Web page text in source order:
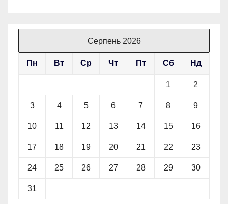
Серпень 2026
Пн Вт Ср Чт Пт Сб Нд
1 2
3 4 5 6 7 8 9
10 11 12 13 14 15 16
17 18 19 20 21 22 23
24 25 26 27 28 29 30
31